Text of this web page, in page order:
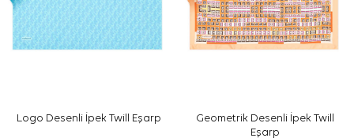
Logo Desenli İpek Twill Eşarp
Geometrik Desenli İpek Twill
Eşarp